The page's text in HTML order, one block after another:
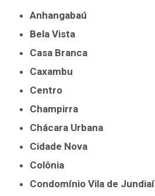
Anhangabaú
Bela Vista
Casa Branca
Caxambu
Centro
Champirra
Chácara Urbana
Cidade Nova
Colônia
Condomínio Vila de Jundiaí